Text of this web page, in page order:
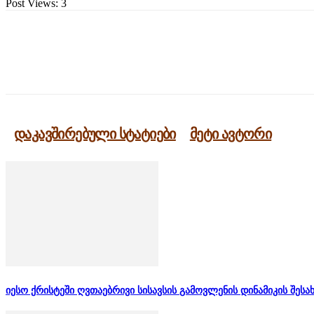
Post Views: 3
დაკავშირებული სტატიები მეტი ავტორი
იესო ქრისტეში ღვთაებრივი სისავსის გამოვლენის დინამიკის